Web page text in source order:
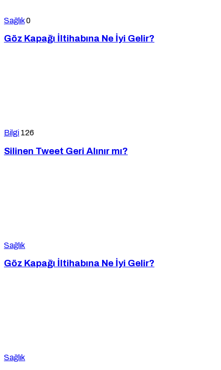
Sağlık0
Göz Kapağı İltihabına Ne İyi Gelir?
Bilgi 126
Silinen Tweet Geri Alınır mı?
Sağlık
Göz Kapağı İltihabına Ne İyi Gelir?
Sağlık